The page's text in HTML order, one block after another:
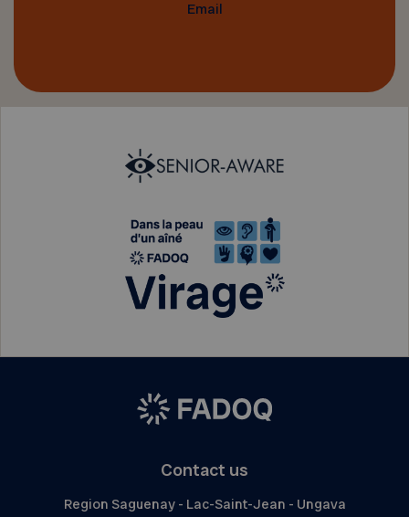
Email
Contact us
Region Saguenay - Lac-Saint-Jean - Ungava